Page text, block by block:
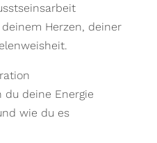
Herzen, deiner
deine Energie
wie du es